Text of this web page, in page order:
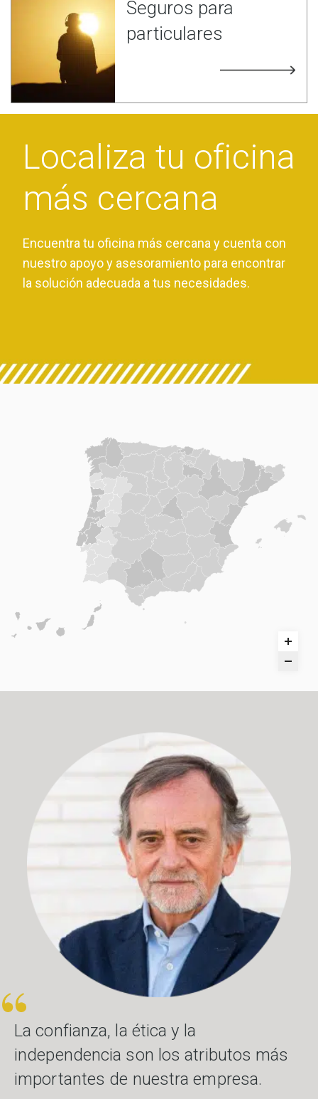
Seguros para
particulares
Localiza tu oficina
más cercana
Encuentra tu oficina más cercana y cuenta con
nuestro apoyo y asesoramiento para encontrar
la solución adecuada a tus necesidades.
La confianza, la ética y la
independencia son los atributos más
importantes de nuestra empresa.